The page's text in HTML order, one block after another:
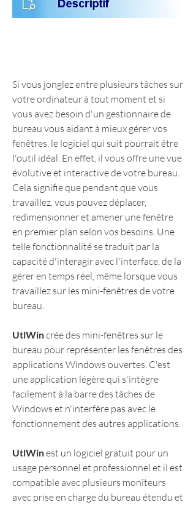
Si vous jonglez entre plusieurs tâches sur
votre ordinateur à tout moment et si
vous avez besoin d'un gestionnaire de
bureau vous aidant à mieux gérer vos
fenêtres, le logiciel qui suit pourrait être
l'outil idéal. En effet, il vous offre une vue
évolutive et interactive de votre bureau.
Cela signifie que pendant que vous
travaillez, vous pouvez déplacer,
redimensionner et amener une fenêtre
en premier plan selon vos besoins. Une
telle fonctionnalité se traduit par la
capacité d'interagir avec l'interface, de la
gérer en temps réel, même lorsque vous
travaillez sur les mini-fenêtres de votre
bureau.
UtlWin crée des mini-fenêtres sur le
bureau pour représenter les fenêtres des
applications Windows ouvertes. C'est
une application légère qui s'intègre
facilement à la barre des tâches de
Windows et n'interfère pas avec le
fonctionnement des autres applications.
UtlWin est un logiciel gratuit pour un
usage personnel et professionnel et il est
compatible avec plusieurs moniteurs
avec prise en charge du bureau étendu et